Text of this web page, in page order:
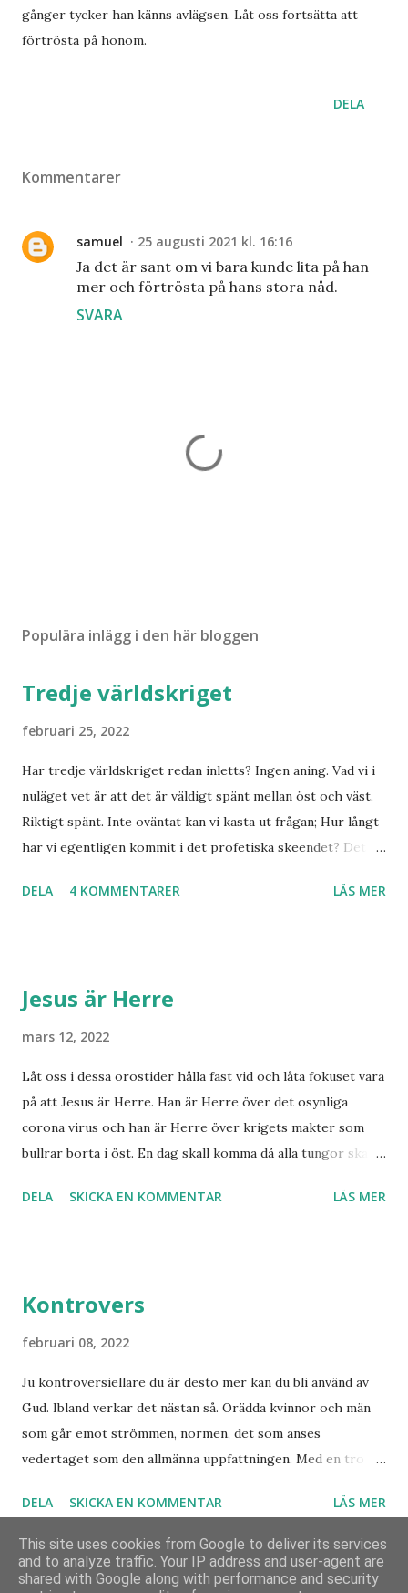
gånger tycker han känns avlägsen. Låt oss fortsätta att
förtrösta på honom.
DELA
Kommentarer
samuel 25 augusti 2021 kl. 16:16
Ja det är sant om vi bara kunde lita på han
mer och förtrösta på hans stora nåd.
SVARA
i
a
n
o
m
e
n
a
Populära inlägg i den här bloggen
Tredje världskriget
februari 25, 2022
Har tredje världskriget redan inletts? Ingen aning. Vad vi i
nuläget vet är att det är väldigt spänt mellan öst och väst.
Riktigt spänt. Inte oväntat kan vi kasta ut frågan; Hur långt
har vi egentligen kommit i det profetiska skeendet? Det
särskilt långt kvar till Jesu tillkommelse. Finns det något
i Norge sett tredje världskriget bryta ut någon koppling
och gudsmannen Anton Johanson såg många syner och
uppenbarelser som redan skedde under hans egen levnad.
Han dog 1928. Skandinavien har knappast haft någon profet
av hans kaliber när det gäller drömmar och syner som just
han såg angåe...
DELA 4 KOMMENTARER LÄS MER
Jesus är Herre
mars 12, 2022
Låt oss i dessa orostider hålla fast vid och låta fokuset vara
på att Jesus är Herre. Han är Herre över det osynliga
corona virus och han är Herre över krigets makter som
bullrar borta i öst. En dag skall komma då alla tungor skall
jorden att Jesus Kristus är Herre! Ära Halleluja! Detta är
DELA SKICKA EN KOMMENTAR LÄS MER
Kontrovers
februari 08, 2022
Ju kontroversiellare du är desto mer kan du bli använd av
Gud. Ibland verkar det nästan så. Orädda kvinnor och män
som går emot strömmen, normen, det som anses
vedertaget som den allmänna uppfattningen. Med en tro
dess fästen. Vad skulle Sverige ha varit utan alla dem som
vågade satsa? Som beslutade våga göra det som de brann
för trots att de var utan pengar, utan fungerande skyddsnät
men med en brinnande trosvision? Var finns dessa idag?
DELA SKICKA EN KOMMENTAR LÄS MER
This site uses cookies from Google to deliver its services
and to analyze traffic. Your IP address and user-agent are
shared with Google along with performance and security